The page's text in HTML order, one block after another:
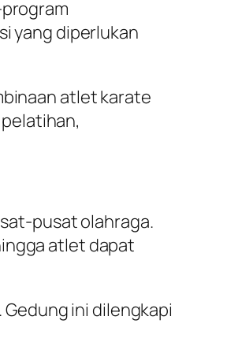
yang diperlukan
atlet karate
pusat olahraga.
atlet dapat
ini dilengkapi